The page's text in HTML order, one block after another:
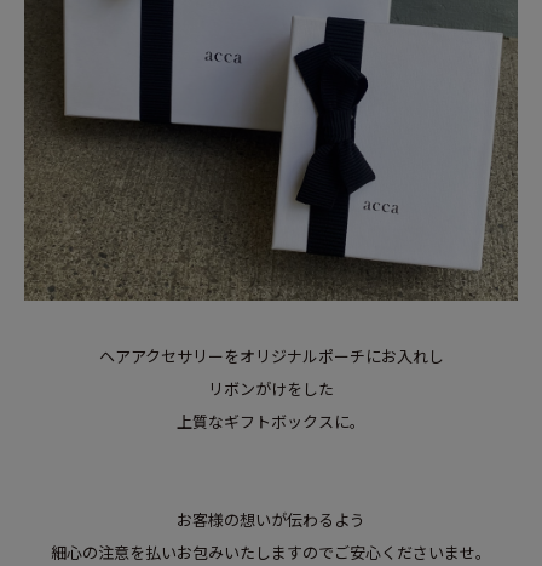
ヘアアクセサリーをオリジナルポーチにお入れし
リボンがけをした
上質なギフトボックスに。
お客様の想いが伝わるよう
細心の注意を払いお包みいたしますのでご安心くださいませ。